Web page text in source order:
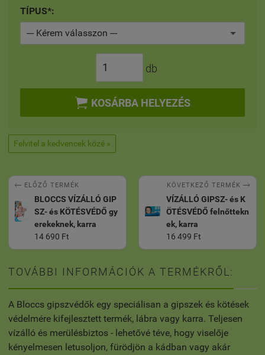
TÍPUS*:
db
 KOSÁRBA HELYEZÉS
Felvitel a kedvencek közé »
 ELŐZŐ TERMÉK
BLOCCS VÍZÁLLÓ GIP
SZ- és KÖTÉSVÉDŐ gy
erekeknek, karra
14 690 Ft
KÖVETKEZŐ TERMÉK 
VÍZÁLLÓ GIPSZ- és K
ÖTÉSVÉDŐ felnőttekn
ek, karra
16 499 Ft
TOVÁBBI INFORMÁCIÓK A TERMÉKRŐL:
A Bloccs gipszvédők egy speciálisan a gipszek és kötések
védelmére kifejlesztett termék, lábra vagy karra. Teljesen
vízálló és merülésbiztos - lehetővé téve, hogy viselője
kényelmesen letusoljon, fürödjön a kádban vagy akár